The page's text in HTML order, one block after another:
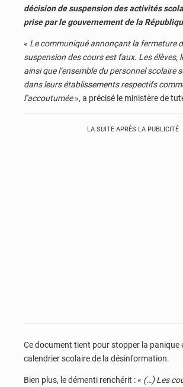
décision de suspension des activités
prise par le gouvernement de la
« Le communiqué annonçant la fermeture
suspension des cours est faux. Les élèves,
ainsi que l’ensemble du personnel scolaire
dans leurs établissements respectifs
l’accoutumée», a précisé le ministère de
LA SUITE APRÈS LA PUBLICITÉ
Ce document tient pour stopper la panique
calendrier scolaire de la désinformation.
Bien plus, le démenti renchérit : « (…) Les